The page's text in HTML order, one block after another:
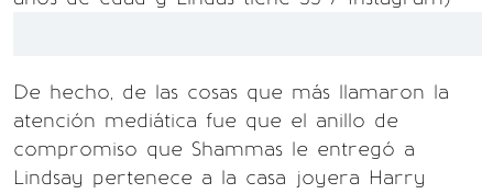
De hecho, de las cosas que más llamaron la
atención mediática fue que el anillo de
compromiso que Shammas le entregó a
Lindsay pertenece a la casa joyera Harry